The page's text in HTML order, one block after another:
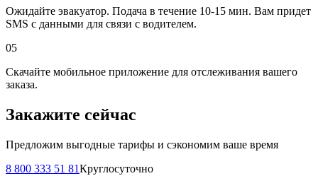
Ожидайте эвакуатор. Подача в течение 10-15 мин. Вам придет
SMS с данными для связи с водителем.
05
Скачайте мобильное приложение для отслеживания вашего
заказа.
Закажите сейчас
Предложим выгодные тарифы и сэкономим ваше время
8 800 333 51 81Круглосуточно